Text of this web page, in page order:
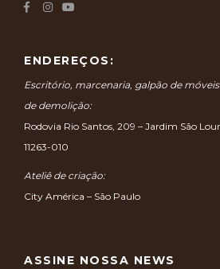
ENDEREÇOS:
Escritório, marcenaria, galpão de
de demolição:
Rodovia Rio Santos, 209 – Jardim São
11263-010
Ateliê de criação:
City América – São Paulo
ASSINE NOSSA NEWS